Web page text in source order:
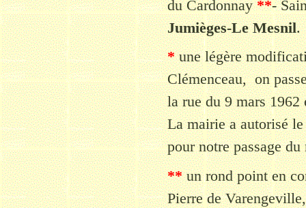
du Cardonnay**-
Jumièges-Le Mesnil.
*une légère
Clémenceau, on
la rue du 9 mars 1962
La mairie a autorisé
pour notre passage
**un rond point en
Pierre de